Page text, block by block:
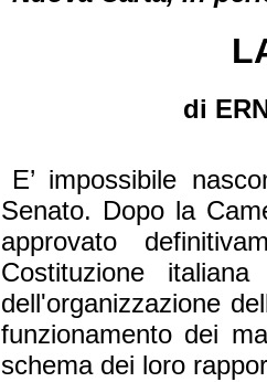
di
E’ impossibile
Senato. Dopo la
approvato
Costituzione
dell'organizzazione
funzionamento dei
schema dei loro